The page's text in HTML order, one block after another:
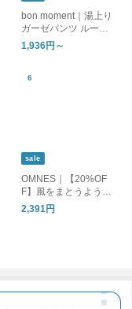
bon moment｜湯上り
ガーゼパンツ ルーム
パンツ
1,936円～
sale
OMNES｜【20%OF
F】風をまとうように
軽やかに。一枚で決ま
る主役ロングスカート
2,391円